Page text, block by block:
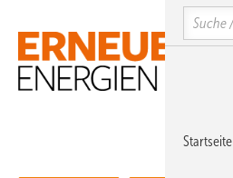
Hauptinhalt
Hauptmenü
SiteSearch
Search
Startseite